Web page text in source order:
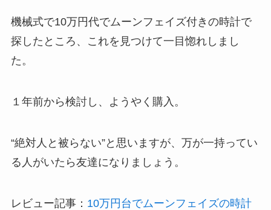
機械式で10万円代でムーンフェイズ付きの時計で
探したところ、これを見つけて一目惚れしまし
た。
１年前から検討し、ようやく購入。
“絶対人と被らない”と思いますが、万が一持ってい
る人がいたら友達になりましょう。
レビュー記事： 10万円台でムーンフェイズの時計